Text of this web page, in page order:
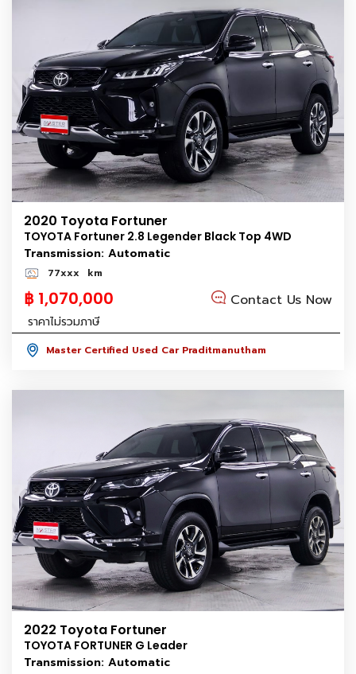
2020 Toyota Fortuner
TOYOTA Fortuner 2.8 Legender Black Top 4WD
Transmission: Automatic
77xxx km
฿ 1,070,000 Contact Us Now
ราคาไม่รวมภาษี
Master Certified Used Car Praditmanutham
2022 Toyota Fortuner
TOYOTA FORTUNER G Leader
Transmission: Automatic